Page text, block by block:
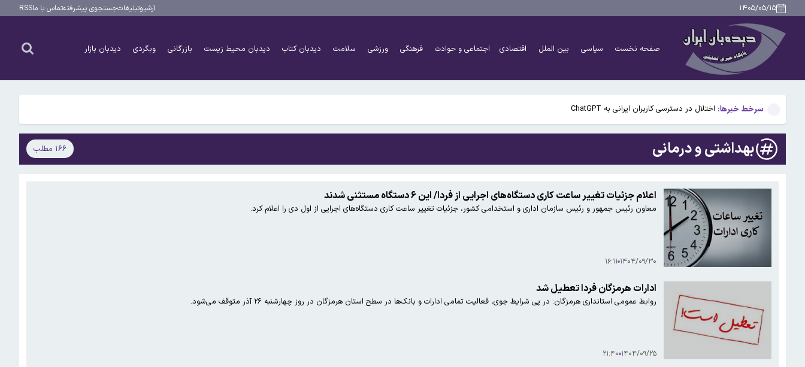
۱۴۰۵/۰۵/۱۵ آرشیوتبلیغاتجستجوی پیشرفتهتماس با ماRSS
صفحه نخست سیاسی بین الملل اقتصادی اجتماعی و حوادث فرهنگی ورزشی سلامت دیدبان کتاب دیدبان محیط زیست بازرگانی وبگردی دیدبان بازار
سرخط خبرها:
سخنگوی کمیسیون امنیت ملی: کریدور تحمیلی آمریکا در تنگه هرمز را نمی‌پذیریم
راز رنگ آبی در صندلی های هواپیما چیست؟
گوگل اسیستنت ماه آینده در اندروید غیرفعال و جمینای جایگزین آن می‌شود
اختلال در دسترسی کاربران ایرانی به ChatGPT
پنجره نقل‌وانتقالات استقلال بسته ماند؛ ثبت قرارداد بازیکنان ممنوع شد
راز رنگ آبی در صندلی های هواپیما چیست؟
گوگل اسیستنت ماه آینده در اندروید غیرفعال و جمینای جایگزین آن می‌شود
بهداشتی و درمانی ۱۶۶ مطلب
اعلام جزئیات تغییر ساعت کاری دستگاه‌های اجرایی از فردا/ این ۶ دستگاه مستثنی شدند
معاون رئیس جمهور و رئیس سازمان اداری و استخدامی کشور، جزئیات تغییر ساعت کاری دستگاه‌های اجرایی از اول دی را اعلام کرد.
۱۴۰۴/۰۹/۳۰ ۱۶:۱۱
ادارات هرمزگان فردا تعطیل شد
روابط عمومی استانداری هرمزگان: در پی شرایط جوی، فعالیت تمامی ادارات و بانک‌ها در سطح استان هرمزگان در روز چهارشنبه ۲۶ آذر متوقف می‌شود.
۱۴۰۴/۰۹/۲۵ ۲۱:۴۰